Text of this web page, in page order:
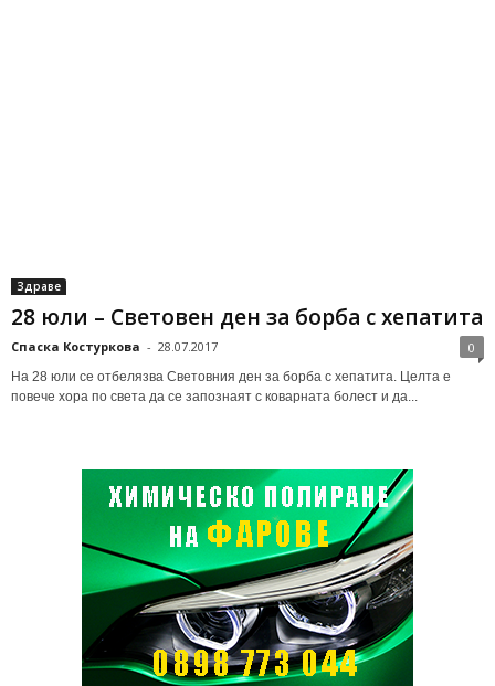
Здраве
28 юли – Световен ден за борба с хепатита
Спаска Костуркова - 28.07.2017 0
На 28 юли се отбелязва Световния ден за борба с хепатита. Целта е
повече хора по света да се запознаят с коварната болест и да...